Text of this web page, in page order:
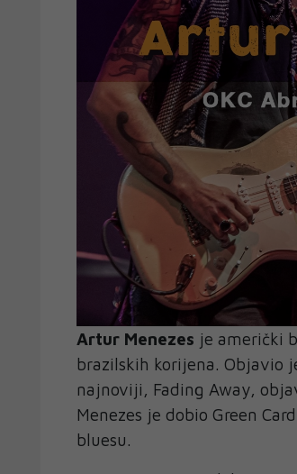
Artur Menezes je američki
brazilskih korijena. Objavio
najnoviji, Fading Away,
Menezes je dobio Green
bluesu.